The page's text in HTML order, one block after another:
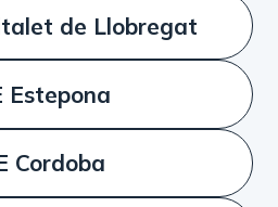
de Llobregat
Estepona
Cordoba